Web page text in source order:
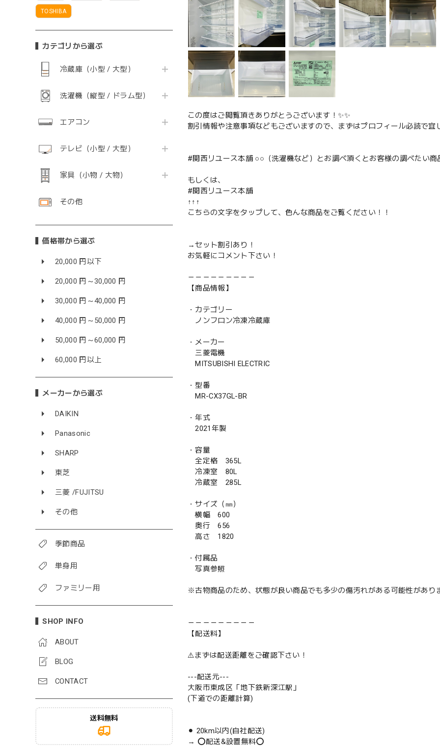
TOSHIBA
カテゴリから選ぶ
冷蔵庫（小型 / 大型）
洗濯機（縦型 / ドラム型）
エアコン
テレビ（小型 / 大型）
家具（小物 / 大物）
その他
価格帯から選ぶ
20,000 円以下
20,000 円～30,000 円
30,000 円～40,000 円
40,000 円～50,000 円
50,000 円～60,000 円
60,000 円以上
メーカーから選ぶ
DAIKIN
Panasonic
SHARP
東芝
三菱 /FUJITSU
その他
季節商品
単身用
ファミリー用
SHOP INFO
ABOUT
BLOG
CONTACT
送料無料
この度はご閲覧頂きありがとうございます！✨✨
割引情報や注意事項などもございますので、まずはプロフィール必読で宜
#関西リユース本舗 ○○（洗濯機など）とお調べ頂くとお客様の調べたい商
もしくは、
#関西リユース本舗
↑↑↑
こちらの文字をタップして、色んな商品をご覧ください！！
→セット割引あり！
お気軽にコメント下さい！
－－－－－－－－－
【商品情報】
・カテゴリー
ノンフロン冷凍冷蔵庫
・メーカー
三菱電機
MITSUBISHI ELECTRIC
・型番
MR-CX37GL-BR
・年式
2021年製
・容量
全定格 365L
冷凍室 80L
冷蔵室 285L
・サイズ（㎜）
横幅 600
奥行 656
高さ 1820
・付属品
写真参照
※古物商品のため、状態が良い商品でも多少の傷汚れがある可能性があり
－－－－－－－－－
【配送料】
⚠️まずは配送距離をご確認下さい！
---配送元---
大阪市東成区「地下鉄新深江駅」
(下道での距離計算)
⚫︎ 20km以内(自社配送)
→ ⭕️配送&設置無料⭕️